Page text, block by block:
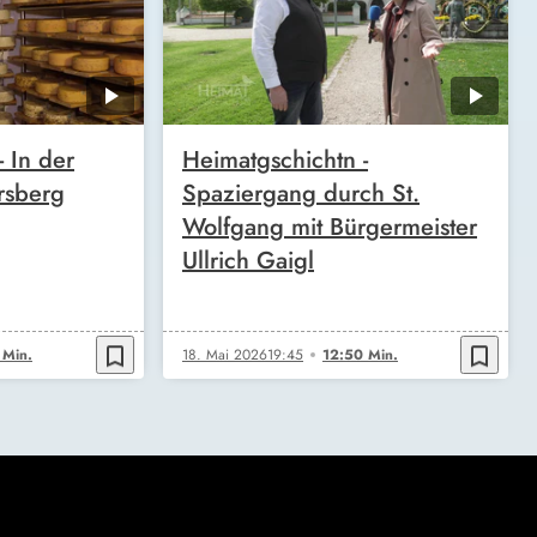
In der
bookmark_border
Heimatgschichtn -
Spaziergang durch St.
Wolfgang mit Bürgermeister
Ullrich Gaigl
18. Mai 202619:45 12:50 Min. bookmark_border